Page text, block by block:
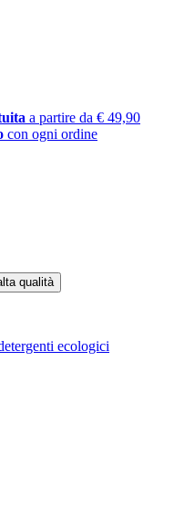
a partire da € 49,90
con ogni ordine
ecologici